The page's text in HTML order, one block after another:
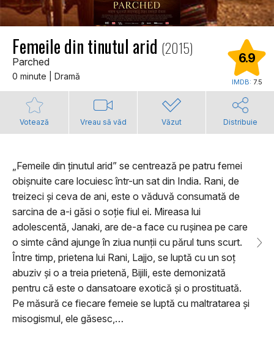
Femeile din tinutul arid (2015)
Parched
0 minute | Dramă
6.9
IMDB: 7.5
Votează Vreau să văd Văzut Distribuie
„Femeile din ținutul arid” se centrează pe patru femei
obișnuite care locuiesc într-un sat din India. Rani, de
treizeci și ceva de ani, este o văduvă consumată de
sarcina de a-i găsi o soție fiul ei. Mireasa lui
adolescentă, Janaki, are de-a face cu rușinea pe care
o simte când ajunge în ziua nunții cu părul tuns scurt.
Între timp, prietena lui Rani, Lajjo, se luptă cu un soț
abuziv și o a treia prietenă, Bijili, este demonizată
pentru că este o dansatoare exotică și o prostituată.
Pe măsură ce fiecare femeie se luptă cu maltratarea și
misogismul, ele găsesc,…